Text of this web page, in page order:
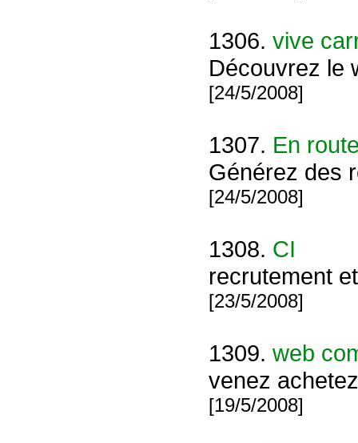
1306. vive
Découvrez le
[24/5/2008]
1307. En
Générez des
[24/5/2008]
1308. CI
recrutement
[23/5/2008]
1309. web
venez
[19/5/2008]